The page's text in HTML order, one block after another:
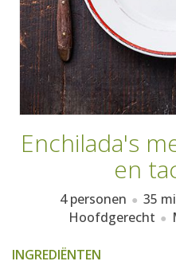
Enchilada's
en
4 personen 35
Hoofdgerecht
INGREDIËNTEN